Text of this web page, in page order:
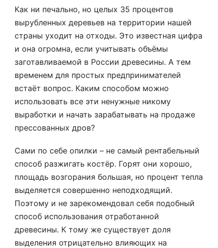
Как ни печально, но целых 35 процентов
вырубленных деревьев на территории нашей
страны уходит на отходы. Это известная цифра
и она огромна, если учитывать объёмы
заготавливаемой в России древесины. А тем
временем для простых предпринимателей
встаёт вопрос. Каким способом можно
использовать все эти ненужные никому
выработки и начать зарабатывать на продаже
прессованных дров?
Сами по себе опилки – не самый рентабельный
способ разжигать костёр. Горят они хорошо,
площадь возгорания большая, но процент тепла
выделяется совершенно неподходящий.
Поэтому и не зарекомендовал себя подобный
способ использования отработанной
древесины. К тому же существует доля
выделения отрицательно влияющих на